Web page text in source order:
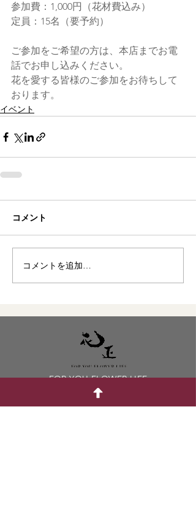
参加費：1,000円（花材費込み）
定員：15名（要予約）
ご参加をご希望の方は、本店までお電
話でお申し込みください。
花を愛する皆様のご参加をお待ちして
おります。
イベント
コメント
コメントを追加…
FOR YOU FLOWER LIFE